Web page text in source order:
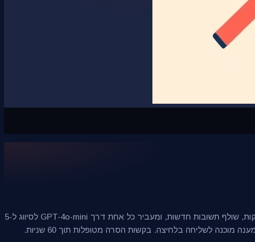
בנינו מערכת תפעול אימייל אוטומטית מלאה על n8n עם 23 צמתי workflow. מנוע הליבה מנטר תיבות Gmail כל 5 דקות, שולף תשובות חדשות, ומעביר כל אחת דרך GPT-4o-mini לסיווג ל-5